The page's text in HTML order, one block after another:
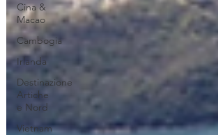
Cina &
Macao
Cambogia
Irlanda
Destinazione
Artiche
e Nord
Vietnam